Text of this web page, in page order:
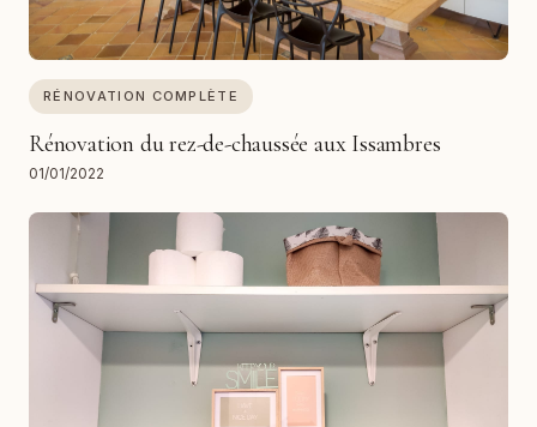
RÉNOVATION COMPLÈTE
Rénovation du rez-de-chaussée aux Issambres
01/01/2022